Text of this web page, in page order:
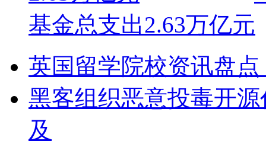
基金总支出2.63万亿元
英国留学院校资讯盘点
黑客组织恶意投毒开
及